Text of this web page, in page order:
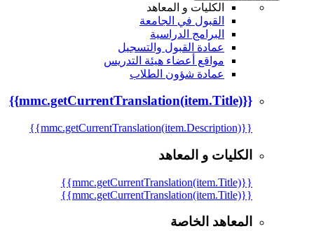
الكليات و المعاهد
القبول في الجامعة
البرامج الدراسية
عمادة القبول والتسجيل
مواقع أعضاء هيئة التدريس
عمادة شؤون الطلاب
{{mmc.getCurrentTranslation(item.Title)}}
{{mmc.getCurrentTranslation(item.Description)}}
الكليات و المعاهد
{{mmc.getCurrentTranslation(item.Title)}}
{{mmc.getCurrentTranslation(item.Title)}}
المعاهد الخاصة